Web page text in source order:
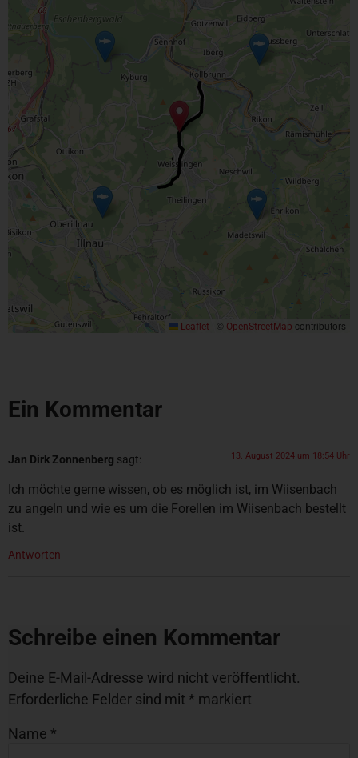
Leaflet | © OpenStreetMap contributors
Ein Kommentar
Jan Dirk Zonnenberg sagt: 13. August 2024 um 18:54 Uhr
Ich möchte gerne wissen, ob es möglich ist, im Wiisenbach
zu angeln und wie es um die Forellen im Wiisenbach bestellt
ist.
Antworten
Schreibe einen Kommentar
Deine E-Mail-Adresse wird nicht veröffentlicht.
Erforderliche Felder sind mit * markiert
Name *